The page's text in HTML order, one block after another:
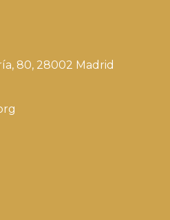
80, 28002 Madrid